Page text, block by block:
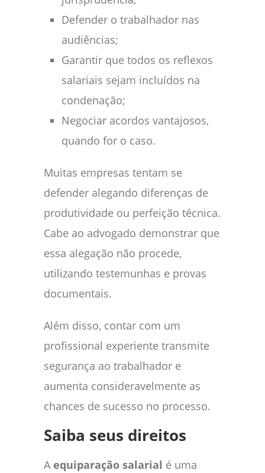
Defender o trabalhador nas
audiências;
Garantir que todos os reflexos
salariais sejam incluídos na
condenação;
Negociar acordos vantajosos,
quando for o caso.
Muitas empresas tentam se
defender alegando diferenças de
produtividade ou perfeição técnica.
Cabe ao advogado demonstrar que
essa alegação não procede,
utilizando testemunhas e provas
documentais.
Além disso, contar com um
profissional experiente transmite
segurança ao trabalhador e
aumenta consideravelmente as
chances de sucesso no processo.
Saiba seus direitos
A equiparação salarial é uma